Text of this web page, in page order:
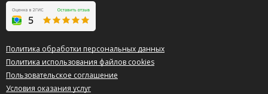
Политика обработки персональных данных
Политика использования файлов cookies
Пользовательское соглашение
Условия оказания услуг